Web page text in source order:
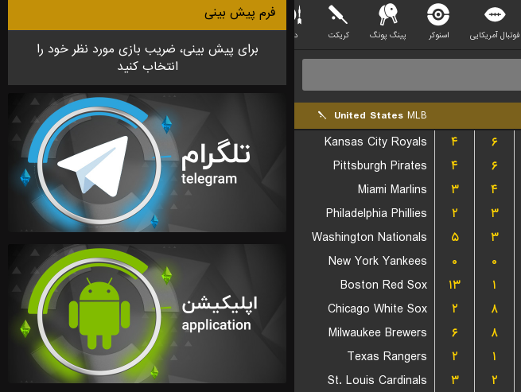
فوتبال آمریکایی اسنوکر پینگ پونگ کریکت دارت
United States MLB
Kansas City Royals ۴ ۶
Pittsburgh Pirates
۴ ۶
Miami Marlins
۳ ۴
Philadelphia Phillies
۲ ۳
Washington Nationals
۵ ۳
New York Yankees
۰ ۰
Boston Red Sox
۱۳ ۱
Chicago White Sox
۲ ۸
Milwaukee Brewers
۶ ۸
Texas Rangers
۲ ۱
St. Louis Cardinals
۳ ۲
فرم پیش بینی
برای پیش بینی، ضریب بازی مورد نظر خود را
انتخاب کنید